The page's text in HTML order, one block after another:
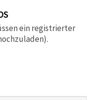
ein registrierter